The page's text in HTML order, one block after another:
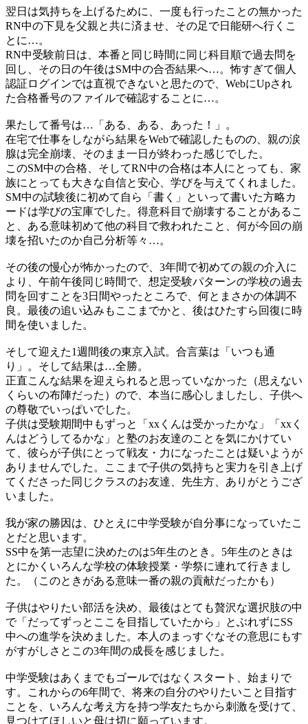
翌日は気持ちを上げるために、一度も行ったことの無かった
RN中の下見を父親と共に済ませ、その足で日能研へ行くこ
とに…。
RN中受験前日は、本番と同じ時間に同じ科目順で過去問を
回し、その日の午後はSM中の合否結果へ…。怖すぎて個人
認証ログインでは直視できないと思たので、WebにUpされ
た合格番号のファイルで確認することに…。
果たして番号は…「ある、ある、あった！」。
在宅で仕事をしながら結果をWebで確認したものの、親の涙
腺は完全崩壊、そのまま一日が終わった感じでした。
このSM中の合格、そしてRN中の合格は本人にとっても、家
族にとっても大きな自信と安心、学びを与えてくれました。
SM中の試験後に初めて自ら「書く」といって書いた方略カ
ードは学びの宝庫でした。得意科目で崩壊することがあるこ
と、ある意味初めて他の科目で救われたこと、何が今回の崩
壊を招いたのか自己分析等々…。
その後の慢心が怖かったので、3年間で初めての親の介入に
より、午前午後同じ時間で、想定受験パターンの学校の過去
問を回すことを3日間やったところで、何とまさかの体調不
良。最後の追い込みもここまでかと、後はひたすら回復に時
間を使いました。
そして迎えた1週間後の東京入試。合言葉は「いつも通
り」。そして結果は…全勝。
正直こんな結果を迎えられると思っていなかった（思えない
くらいの布陣だった）ので、本当に感心しましたし、子供へ
の尊敬でいっぱいでした。
子供は受験期間中もずっと「xxくんは受かったかな」「xxく
んはどうしてるかな」と塾のお友達のことを気にかけてい
て、彼らが子供にとって戦友・力になったことは疑いようが
ありませんでした。ここまで子供の気持ちと実力を引き上げ
てくださった同じクラスのお友達、先生方、ありがとうござ
いました。
我が家の勝因は、ひとえに中学受験が自分事になっていたこ
とだと思います。
SS中を第一志望に決めたのは5年生のとき。5年生のときは
とにかくいろんな学校の体験授業・学祭に連れて行きまし
た。（このときがある意味一番の親の貢献だったかも）
子供はやりたい部活を決め、最後はとても贅沢な選択肢の中
で「だってずっとここを目指していたから」とぶれずにSS
中への進学を決めました。本人のまっすぐなその意思にもす
がすがしさとこの3年間の成長を感じました。
中学受験はあくまでもゴールではなくスタート、始まりで
す。これからの6年間で、将来の自分のやりたいこと目指す
ことを、いろんな考え方を持つ学友たちから刺激を受けて、
見つけてほしいと母は切に願っています。